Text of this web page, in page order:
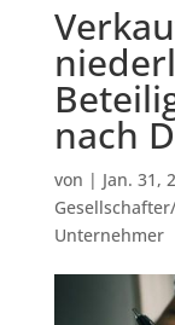
nach
von | Jan. 31,
Unternehmer